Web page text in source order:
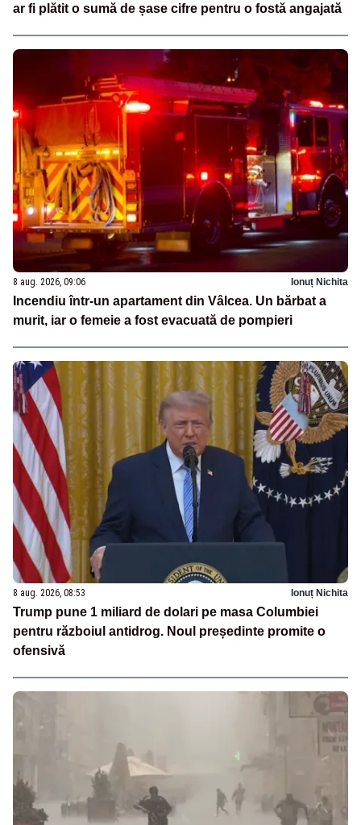
ar fi plătit o sumă de șase cifre pentru o fostă angajată
8 aug. 2026, 09:06 Ionuț Nichita
Incendiu într-un apartament din Vâlcea. Un bărbat a
murit, iar o femeie a fost evacuată de pompieri
8 aug. 2026, 08:53 Ionuț Nichita
Trump pune 1 miliard de dolari pe masa Columbiei
pentru războiul antidrog. Noul președinte promite o
ofensivă